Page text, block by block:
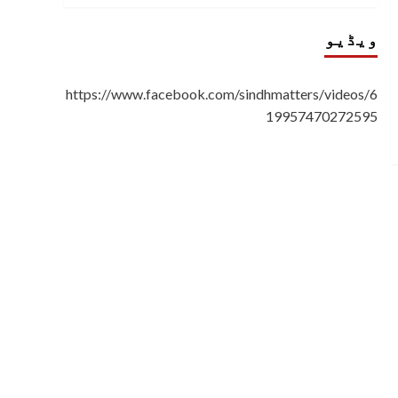
ویڈیو
https://www.facebook.com/sindhmatters/videos/6
19957470272595